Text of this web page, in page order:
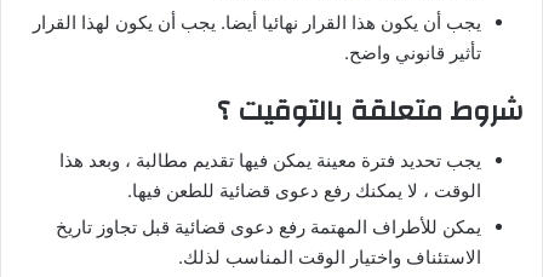
يجب أن يكون هذا القرار نهائيا أيضا. يجب أن يكون لهذا القرار
تأثير قانوني واضح.
شروط متعلقة بالتوقيت ؟
يجب تحديد فترة معينة يمكن فيها تقديم مطالبة ، وبعد هذا
الوقت ، لا يمكنك رفع دعوى قضائية للطعن فيها.
يمكن للأطراف المهتمة رفع دعوى قضائية قبل تجاوز تاريخ
الاستئناف واختيار الوقت المناسب لذلك.